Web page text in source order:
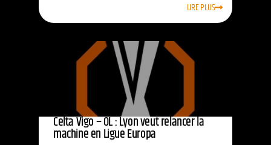
LIRE PLUS
Celta Vigo – OL : Lyon veut relancer la
machine en Ligue Europa